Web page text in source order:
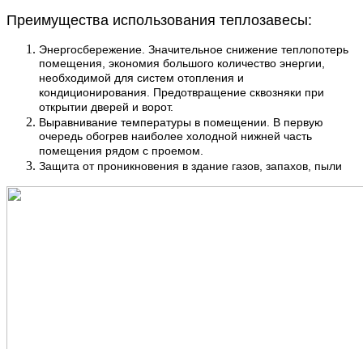
Преимущества использования теплозавесы:
Энергосбережение. Значительное снижение теплопотерь
помещения, экономия большого количество энергии,
необходимой для систем отопления и
кондиционирования. Предотвращение сквозняки при
открытии дверей и ворот.
Выравнивание температуры в помещении. В первую
очередь обогрев наиболее холодной нижней часть
помещения рядом с проемом.
Защита от проникновения в здание газов, запахов, пыли